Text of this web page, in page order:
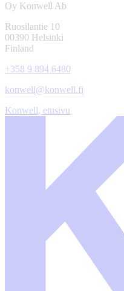
Oy Konwell Ab
Ruosilantie 10
00390 Helsinki
Finland
+358 9 894 6480
konwell@konwell.fi
Konwell, etusivu